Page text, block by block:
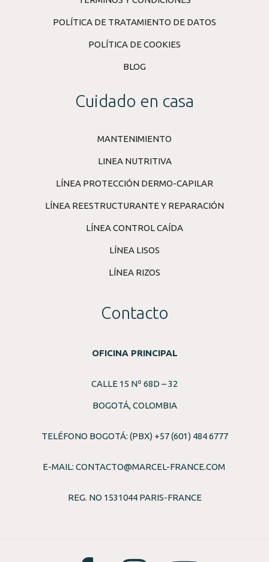
POLÍTICA DE TRATAMIENTO DE DATOS
POLÍTICA DE COOKIES
BLOG
Cuidado en casa
MANTENIMIENTO
LINEA NUTRITIVA
LÍNEA PROTECCIÓN DERMO-CAPILAR
LÍNEA REESTRUCTURANTE Y REPARACIÓN
LÍNEA CONTROL CAÍDA
LÍNEA LISOS
LÍNEA RIZOS
Contacto
OFICINA PRINCIPAL
CALLE 15 Nº 68D – 32
BOGOTÁ, COLOMBIA
TELÉFONO BOGOTÁ: (PBX) +57 (601) 484 6777
E-MAIL: CONTACTO@MARCEL-FRANCE.COM
REG. NO 1531044 PARIS-FRANCE